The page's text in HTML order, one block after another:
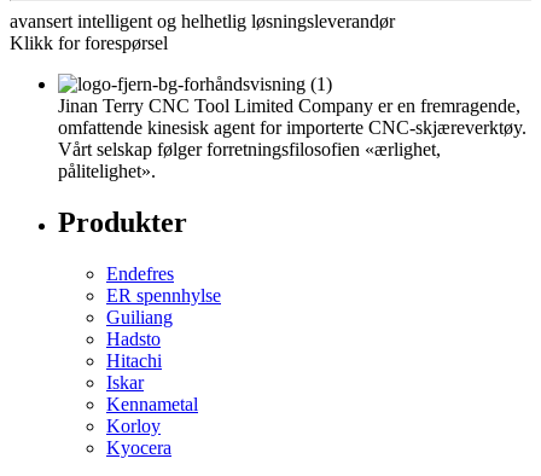
avansert intelligent og helhetlig løsningsleverandør
Klikk for forespørsel
Jinan Terry CNC Tool Limited Company er en fremragende,
omfattende kinesisk agent for importerte CNC-skjæreverktøy.
Vårt selskap følger forretningsfilosofien «ærlighet,
pålitelighet».
Produkter
Endefres
ER spennhylse
Guiliang
Hadsto
Hitachi
Iskar
Kennametal
Korloy
Kyocera